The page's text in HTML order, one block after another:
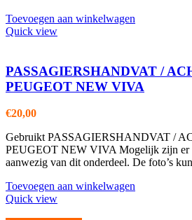
Toevoegen aan winkelwagen
Quick view
PASSAGIERSHANDVAT /
PEUGEOT NEW VIVA
€20,00
Gebruikt PASSAGIERSHANDVAT /
PEUGEOT NEW VIVA Mogelijk zijn er
aanwezig van dit onderdeel. De foto’s
Toevoegen aan winkelwagen
Quick view